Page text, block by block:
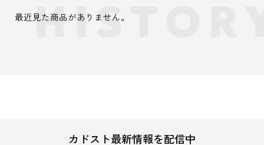
最近見た商品がありません。
カドスト最新情報を配信中